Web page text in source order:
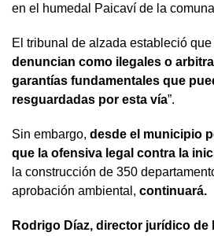
en el humedal Paicaví de la
El tribunal de alzada estableció que
denuncian como ilegales o
garantías fundamentales que
resguardadas por esta vía”.
Sin embargo, desde el municipio
que la ofensiva legal contra la
la construcción de 350
aprobación ambiental, continuará.
Rodrigo Díaz, director jurídico de